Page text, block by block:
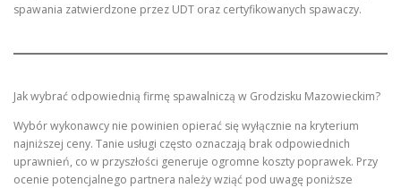
spawania zatwierdzone przez UDT oraz certyfikowanych spawaczy.
Jak wybrać odpowiednią firmę spawalniczą w Grodzisku Mazowieckim?
Wybór wykonawcy nie powinien opierać się wyłącznie na kryterium
najniższej ceny. Tanie usługi często oznaczają brak odpowiednich
uprawnień, co w przyszłości generuje ogromne koszty poprawek. Przy
ocenie potencjalnego partnera należy wziąć pod uwagę poniższe